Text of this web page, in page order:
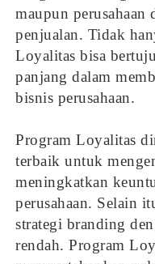
maupun perusahaan
penjualan. Tidak
Loyalitas bisa
panjang dalam
bisnis perusahaan.
Program Loyalitas
terbaik untuk
meningkatkan
perusahaan. Selain
strategi branding
rendah. Program